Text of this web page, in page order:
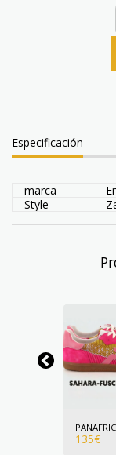
Especificación
marca
Style
135€